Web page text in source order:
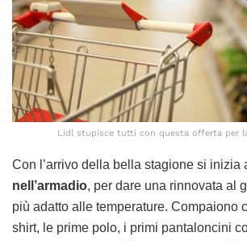
Lidl stupisce tutti con questa offerta per
Con l’arrivo della bella stagione si inizia
nell’armadio, per dare una rinnovata al
più adatto alle temperature. Compaiono
shirt, le prime polo, i primi pantaloncini